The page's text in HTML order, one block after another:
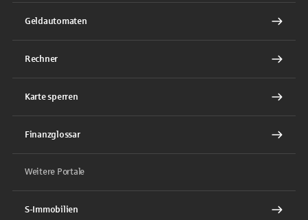
Geldautomaten
Rechner
Karte sperren
Finanzglossar
Weitere Portale
S-Immobilien